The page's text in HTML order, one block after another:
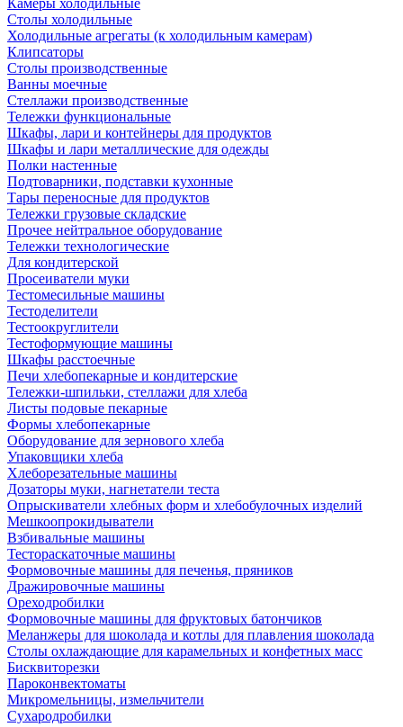
Камеры холодильные
Столы холодильные
Холодильные агрегаты (к холодильным камерам)
Клипсаторы
Столы производственные
Ванны моечные
Стеллажи производственные
Тележки функциональные
Шкафы, лари и контейнеры для продуктов
Шкафы и лари металлические для одежды
Полки настенные
Подтоварники, подставки кухонные
Тары переносные для продуктов
Тележки грузовые складские
Прочее нейтральное оборудование
Тележки технологические
Для кондитерской
Просеиватели муки
Тестомесильные машины
Тестоделители
Тестоокруглители
Тестоформующие машины
Шкафы расстоечные
Печи хлебопекарные и кондитерские
Тележки-шпильки, стеллажи для хлеба
Листы подовые пекарные
Формы хлебопекарные
Оборудование для зернового хлеба
Упаковщики хлеба
Хлеборезательные машины
Дозаторы муки, нагнетатели теста
Опрыскиватели хлебных форм и хлебобулочных изделий
Мешкоопрокидыватели
Взбивальные машины
Тестораскаточные машины
Формовочные машины для печенья, пряников
Дражировочные машины
Ореходробилки
Формовочные машины для фруктовых батончиков
Меланжеры для шоколада и котлы для плавления шоколада
Столы охлаждающие для карамельных и конфетных масс
Бисквиторезки
Пароконвектоматы
Микромельницы, измельчители
Сухародробилки